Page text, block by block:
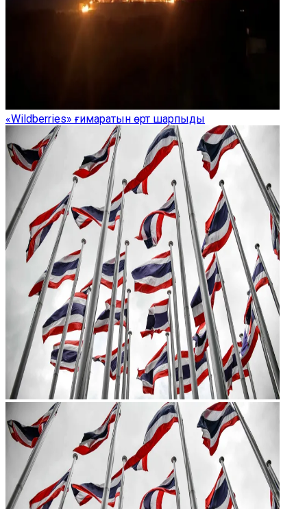
«Wildberries» ғимаратын өрт шарпыды